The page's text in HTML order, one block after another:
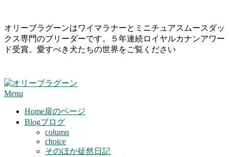
Skip
to
content
オリーブラグーンはワイマラナーとミニチュアスムースダッ
クス専門のブリーダーです。５年連続ロイヤルカナンアワー
ド受賞。愛すべき犬たちの世界をご覧ください
Primary
Menu
Menu
Home扉のページ
Blogブログ
column
choice
そのほか徒然日記